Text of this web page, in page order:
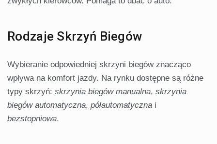
Rodzaje Skrzyń Biegów
Wybieranie odpowiedniej skrzyni biegów znacząco
wpływa na komfort jazdy. Na rynku dostępne są różne
typy skrzyń: skrzynia biegów manualna, skrzynia
biegów automatyczna, półautomatyczna i
bezstopniowa.